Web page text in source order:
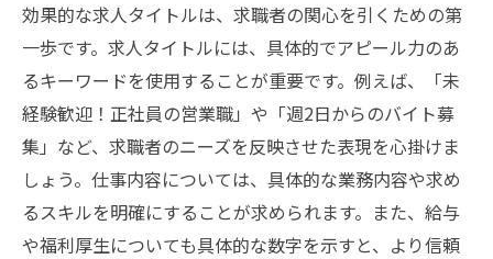
SNSを活用したバイト採用戦略
デジタルマーケティングでバイト応募者を
増やす
短期間の求人でバイト応募を促進
バイト応募者のための柔軟な働き方の提案
バイト採用のための効果的な評価基準の設
定
効果的な求人タイトルは、求職者の関心を引くための第
一歩です。求人タイトルには、具体的でアピール力のあ
るキーワードを使用することが重要です。例えば、「未
経験歓迎！正社員の営業職」や「週2日からのバイト募
集」など、求職者のニーズを反映させた表現を心掛けま
しょう。仕事内容については、具体的な業務内容や求め
るスキルを明確にすることが求められます。また、給与
や福利厚生についても具体的な数字を示すと、より信頼